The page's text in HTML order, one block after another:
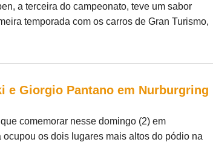
a terceira do campeonato, teve um sabor
temporada com os carros de Gran Turismo,
e Giorgio Pantano em Nurburgring
comemorar nesse domingo (2) em
os dois lugares mais altos do pódio na